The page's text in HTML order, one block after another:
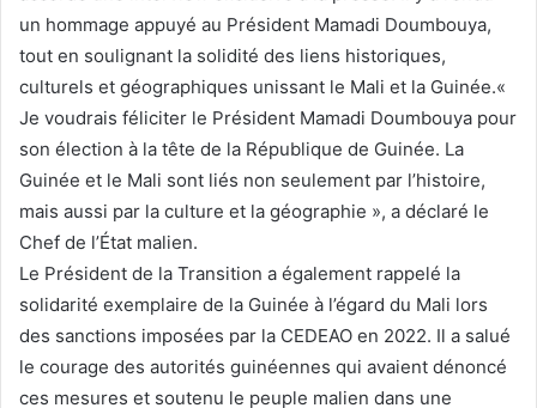
un hommage appuyé au Président Mamadi Doumbouya,
tout en soulignant la solidité des liens historiques,
culturels et géographiques unissant le Mali et la Guinée.«
Je voudrais féliciter le Président Mamadi Doumbouya pour
son élection à la tête de la République de Guinée. La
Guinée et le Mali sont liés non seulement par l’histoire,
mais aussi par la culture et la géographie », a déclaré le
Chef de l’État malien.
Le Président de la Transition a également rappelé la
solidarité exemplaire de la Guinée à l’égard du Mali lors
des sanctions imposées par la CEDEAO en 2022. Il a salué
le courage des autorités guinéennes qui avaient dénoncé
ces mesures et soutenu le peuple malien dans une